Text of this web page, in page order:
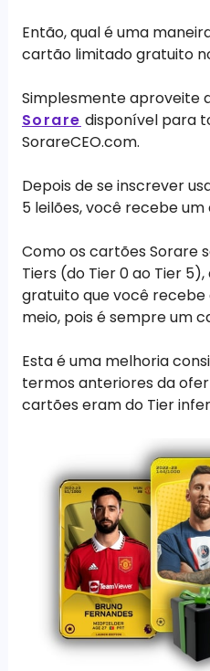
Então, qual é uma
cartão limitado gratuito
Simplesmente aproveite
Sorare disponível para
SorareCEO.com.
Depois de se inscrever
5 leilões, você recebe
Como os cartões Sorare
Tiers (do Tier 0 ao Tier
gratuito que você
meio, pois é sempre um
Esta é uma melhoria
termos anteriores da
cartões eram do Tier